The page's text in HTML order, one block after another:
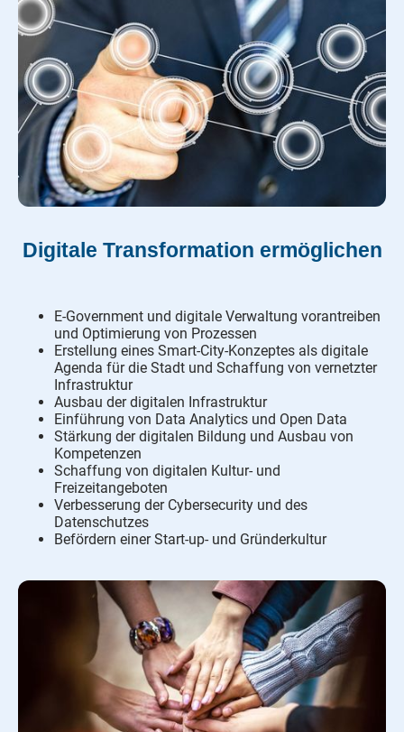
Digitale Transformation ermöglichen
E-Government und digitale Verwaltung vorantreiben
und Optimierung von Prozessen
Erstellung eines Smart-City-Konzeptes als digitale
Agenda für die Stadt und Schaffung von vernetzter
Infrastruktur
Ausbau der digitalen Infrastruktur
Einführung von Data Analytics und Open Data
Stärkung der digitalen Bildung und Ausbau von
Kompetenzen
Schaffung von digitalen Kultur- und
Freizeitangeboten
Verbesserung der Cybersecurity und des
Datenschutzes
Befördern einer Start-up- und Gründerkultur